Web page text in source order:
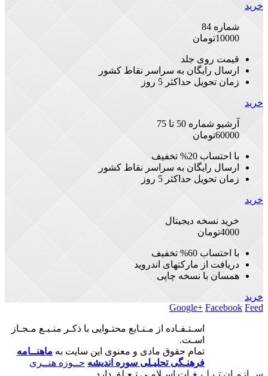
خرید
شماره 84
10000تومان
قیمت روی جلد
ارسال رایگان به سراسر نقاط کشور
زمان تحویل حداکثر 5 روز
خرید
آرشیو شماره 50 تا 75
60000تومان
با احتساب 20% تخفیف
ارسال رایگان به سراسر نقاط کشور
زمان تحویل حداکثر 5 روز
خرید
خرید نسخه دیجیتال
4000تومان
با احتساب 60% تخفیف
دریافت از مارکتهای اندروید
همسان با نسخه چاپی
خرید
Google+ Facebook Feed
اسـتـفـاده از مـنـابع محتـوایی با ذکـر منـبـع مـجـاز
اسـت.
تمام حقوق مادی و معنوی این سایت به ماهنــامه
فرهنـگی تحلیـلی سوره اندیشه حــوزه هنــری